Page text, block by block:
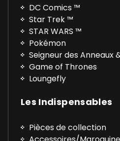
DC Comics ™
Star Trek ™
STAR WARS ™
Pokémon
Seigneur des Anneaux
Game of Thrones
Loungefly
Les Indispensables
Pièces de collection